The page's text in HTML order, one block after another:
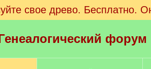
свое древо. Бесплатно.